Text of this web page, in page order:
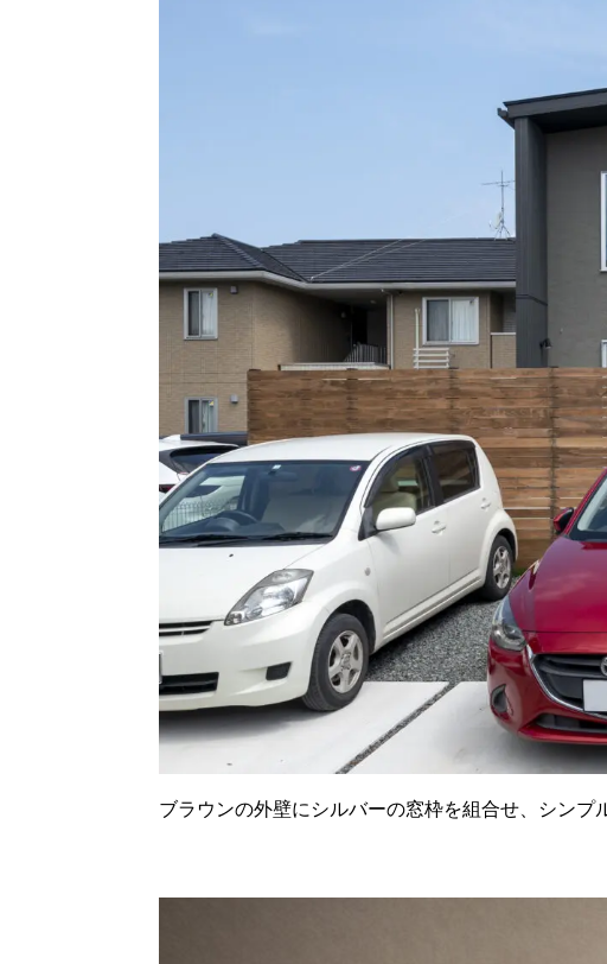
ブラウンの外壁にシルバーの窓枠を組合せ、シンプ